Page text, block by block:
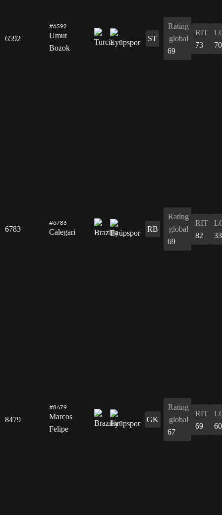
6592
#6592
Umut
Bozok
ST
Rating
global
69
RIT
73
70
6783
#6783
Calegari RB
Rating
global
69
RIT
82
33
8479
#8479
Marcos
Felipe
GK
Rating
global
67
RIT
69
60